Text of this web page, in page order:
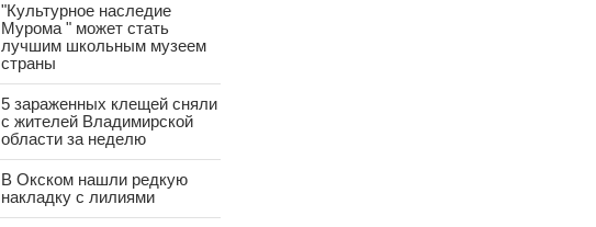
"Культурное наследие
Мурома " может стать
лучшим школьным музеем
страны
5 зараженных клещей сняли
с жителей Владимирской
области за неделю
В Окском нашли редкую
накладку с лилиями